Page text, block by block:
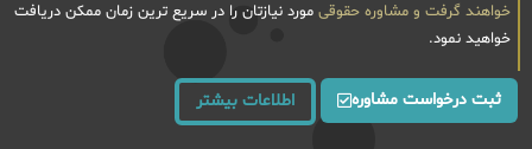
خواهند گرفت و مشاوره حقوقی مورد نیازتان را در سریع ترین زمان ممکن دریافت
خواهید نمود.
ثبت درخواست مشاوره اطلاعات بیشتر